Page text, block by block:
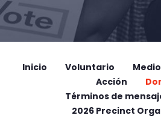
Inicio Voluntario
Acción
Términos de
2026 Precinct